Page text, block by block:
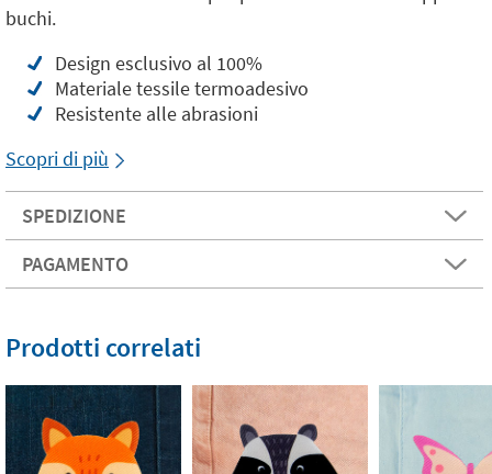
buchi.
Design esclusivo al 100%
Materiale tessile termoadesivo
Resistente alle abrasioni
Scopri di più
SPEDIZIONE
PAGAMENTO
Prodotti correlati